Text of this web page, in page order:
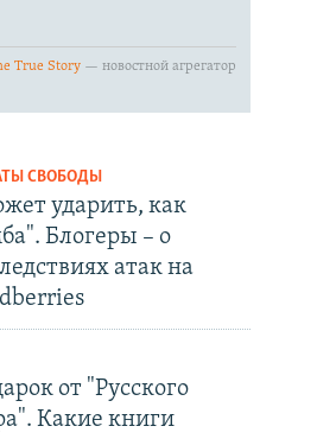
СВОБОДЫ
ударить, как
Блогеры – о
атак на
от "Русского
Какие книги